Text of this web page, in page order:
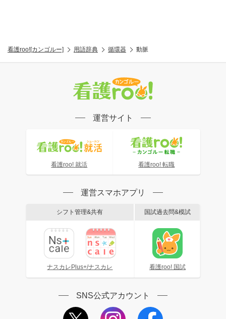
看護roo![カンゴルー] 用語辞典 循環器 動脈
運営サイト
看護roo! 就活 看護roo! 転職
運営スマホアプリ
シフト管理&共有
ナスカレPlus+/ナスカレ
国試過去問&模試
看護roo! 国試
SNS公式アカウント